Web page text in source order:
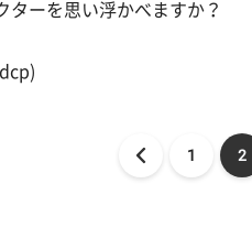
ターを思い浮かべますか？
1 2